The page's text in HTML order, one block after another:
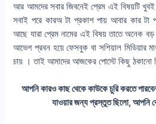
আর আমদের সবার জিবনেই প্রেম এই বিষয়টি খুবই
সবাই পরে কারঅ টা প্রকাশ পায় আবার কার
আছে যারা প্রেম নামের এই বিষয় তাতে অনেক
আভেগ প্রবন হয়ে ফেসবুক বা সশিয়াল মিডিয়ার
চায় । তাই আমাদের আজকের পোস্টে কিছু ঠকানো
আপনি কারও কাছ থেকে কাউকে চুরি করতে
যাওয়ার জন্য প্রস্তুত ছিলো, আপনি